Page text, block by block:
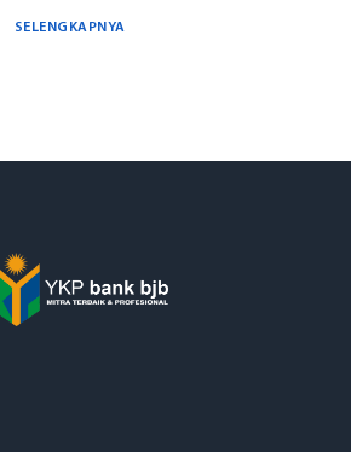
SELENGKAPNYA